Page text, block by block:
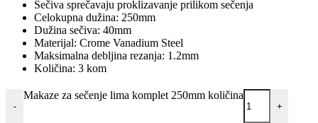
Sečiva sprečavaju proklizavanje prilikom sečenja
Celokupna dužina: 250mm
Dužina sečiva: 40mm
Materijal: Crome Vanadium Steel
Maksimalna debljina rezanja: 1.2mm
Količina: 3 kom
-
Makaze za sečenje lima komplet 250mm količina
+